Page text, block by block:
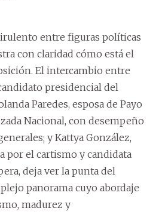
entre figuras políticas
con claridad cómo está el
El intercambio entre
presidencial del
Paredes, esposa de Payo
Nacional, con desempeño
y Kattya González,
por el cartismo y candidata
deja ver la punta del
panorama cuyo abordaje
madurez y